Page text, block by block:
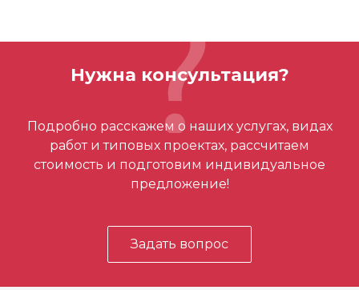
0.1759 кг
Отзывов ещё нет – ваш может стать
первым
Нужна консультация?
Подробно расскажем о наших услугах, видах
работ и типовых проектах, рассчитаем
стоимость и подготовим индивидуальное
предложение!
Задать вопрос